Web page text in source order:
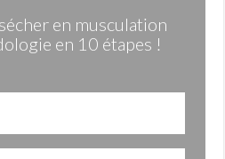
en musculation
en 10 étapes !